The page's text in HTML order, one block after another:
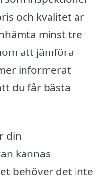
och kvalitet är
minst tre
att jämföra
informerat
du får bästa
din
kännas
behöver det inte